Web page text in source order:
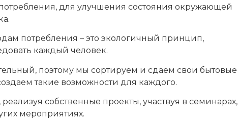
для улучшения состояния окружающей
потребления – это экологичный принцип,
каждый человек.
поэтому мы сортируем и сдаем свои бытовые
такие возможности для каждого.
собственные проекты, участвуя в семинарах,
мероприятиях.